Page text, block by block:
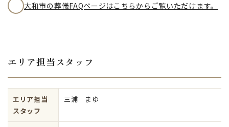
大和市の葬儀FAQページはこちらからご覧いただけます。
エリア担当スタッフ
エリア担当
スタッフ
三浦 まゆ